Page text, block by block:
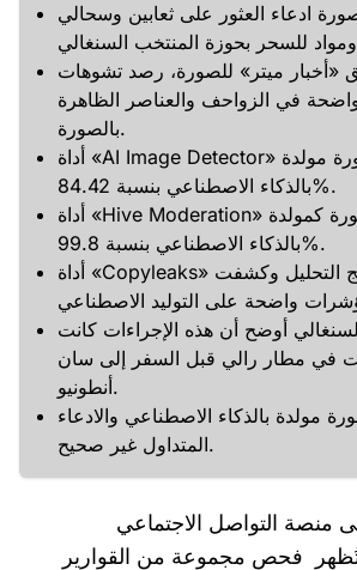
ادعاء العثور على ثعابين وسحالي
ميتر» للصورة، رصد تشوهات
في الزواحف والعناصر الظاهرة
بالصورة.
أداة «AI Image Detector» رجّحت أن الصورة مولدة
بالذكاء الاصطناعي بنسبة 84.42%.
أداة «Hive Moderation» صنفت الصورة كمولدة
بالذكاء الاصطناعي بنسبة 99.8%.
أداة «Copyleaks» دعمت نتائج التحليل وكشفت
السنغالي أوضح أن هذه الإجراءات كانت
في مطار رالي قبل السفر إلى سان
أنطونيو.
مولدة بالذكاء الاصطناعي والادعاء
المتداول غير صحيح.
التواصل الاجتماعي
فحص مجموعة من القوارير